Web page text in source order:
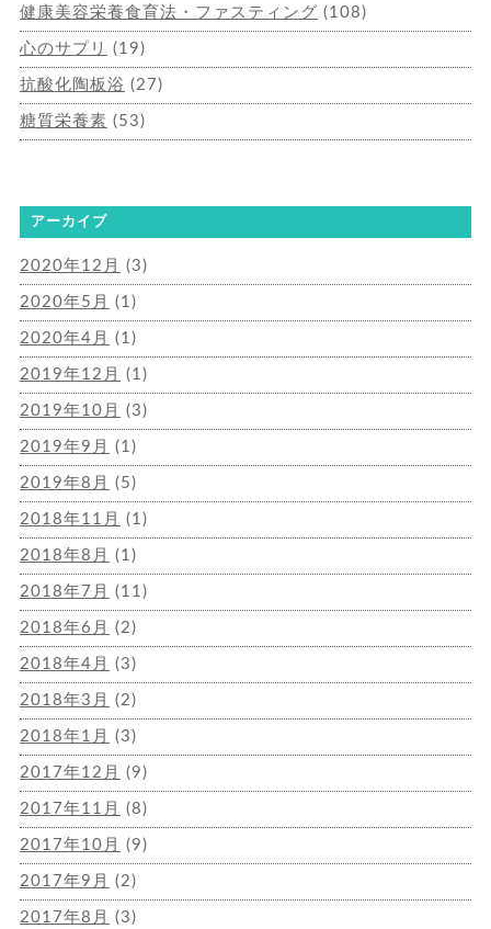
健康美容栄養食育法・ファスティング (108)
心のサプリ (19)
抗酸化陶板浴 (27)
糖質栄養素 (53)
アーカイブ
2020年12月 (3)
2020年5月 (1)
2020年4月 (1)
2019年12月 (1)
2019年10月 (3)
2019年9月 (1)
2019年8月 (5)
2018年11月 (1)
2018年8月 (1)
2018年7月 (11)
2018年6月 (2)
2018年4月 (3)
2018年3月 (2)
2018年1月 (3)
2017年12月 (9)
2017年11月 (8)
2017年10月 (9)
2017年9月 (2)
2017年8月 (3)